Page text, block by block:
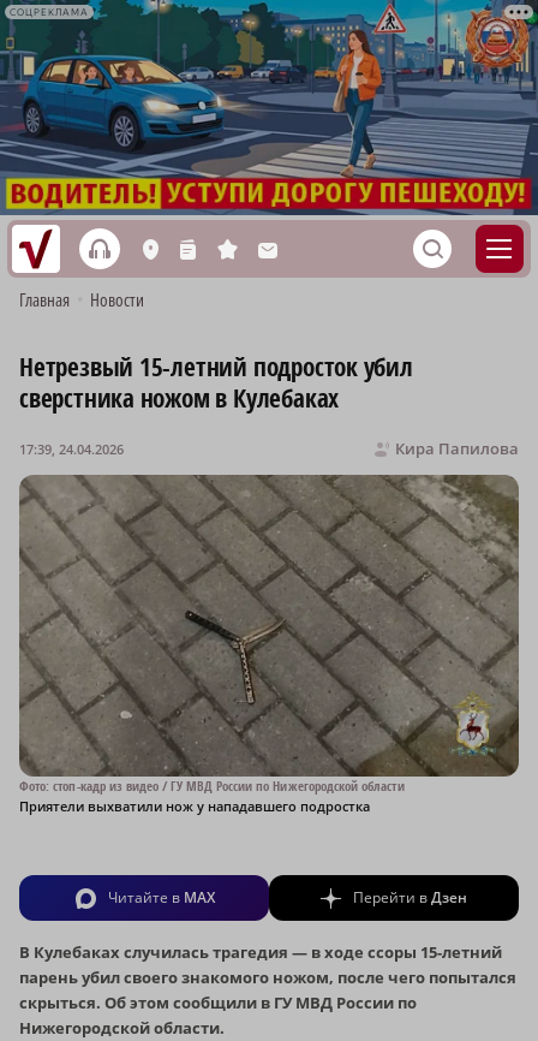
СОЦРЕКЛАМА
h L n s M S
Главная Новости
Нетрезвый 15-летний подросток убил
сверстника ножом в Кулебаках
Кира Папилова
17:39, 24.04.2026
Фото: стоп-кадр из видео / ГУ МВД России по Нижегородской области
Приятели выхватили нож у нападавшего подростка
Читайте в MAX Перейти вДзен
В Кулебаках случилась трагедия — в ходе ссоры 15-летний
парень убил своего знакомого ножом, после чего попытался
скрыться. Об этом сообщили в ГУ МВД России по
Нижегородской области.